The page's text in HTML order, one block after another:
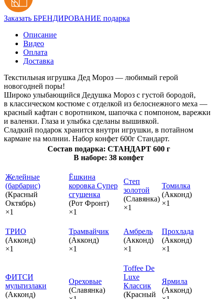
Заказать БРЕНДИРОВАНИЕ подарка
Описание
Видео
Оплата
Доставка
Текстильная игрушка Дед Мороз — любимый герой
новогодней поры!
Широко улыбающийся Дедушка Мороз с густой бородой,
в классическом костюме с отделкой из белоснежного меха —
красный кафтан с воротником, шапочка с помпоном, варежки
и валенки. Глаза и улыбка сделаны вышивкой.
Сладкий подарок хранится внутри игрушки, в потайном
кармане на молнии. Набор конфет 600г Стандарт.
Состав подарка: СТАНДАРТ 600 г
В наборе: 38 конфет
Желейные
(барбарис)
(Красный
Октябрь)
×1
Ёшкина
коровка Супер
сгущенка
(Рот Фронт)
×1
Степ
золотой
(Славянка)
×1
Томилка
(Акконд)
×1
ТРИО
(Акконд)
×1
Трамвайчик
(Акконд)
×1
Амбрель
(Акконд)
×1
Прохлада
(Акконд)
×1
ФИТСИ
мультизлаки
(Акконд)
Ореховые
(Славянка)
Toffee De
Luxe
Классик
(Красный
Ярмила
(Акконд)